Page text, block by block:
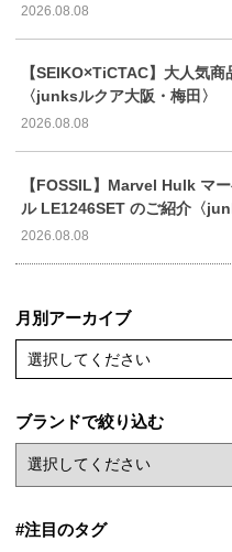
2026.08.08
【SEIKO×TiCTAC】大人気
〈junksルクア大阪・梅田〉
2026.08.08
【FOSSIL】Marvel Hulk マ
ル LE1246SET のご紹介〈
2026.08.08
月別アーカイブ
選択してください
ブランドで絞り込む
#注目のタグ